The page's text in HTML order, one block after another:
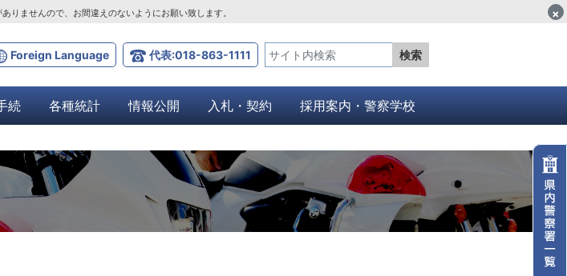
Foreign Language 代表:018-863-1111 検索
ませんので、お間違えのないようにお願い致します。 ×
続 各種統計 情報公開 入札・契約 採用案内・警察学校